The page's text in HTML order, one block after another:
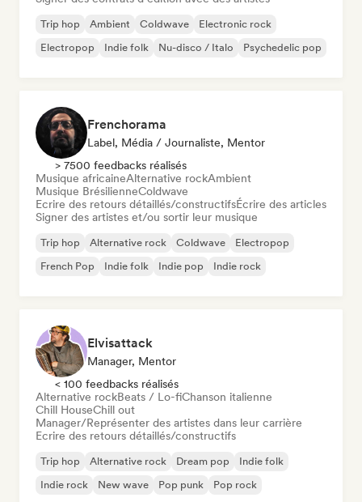
Trip hop Ambient Coldwave
Electronic rock
Electropop
Indie folk Nu-disco / Italo Psychedelic pop
Frenchorama
Label, Média / Journaliste, Mentor
> 7500 feedbacks réalisés
Musique africaineAlternative rockAmbient
Musique BrésilienneColdwave
Ecrire des retours détaillés/constructifsÉcrire des articles
Signer des artistes et/ou sortir leur musique
Trip hop Alternative rock Coldwave
Electropop
French Pop
Indie folk Indie pop Indie rock
Elvisattack
Manager, Mentor
< 100 feedbacks réalisés
Alternative rockBeats / Lo-fiChanson italienne
Chill HouseChill out
Manager/Représenter des artistes dans leur carrière
Ecrire des retours détaillés/constructifs
Trip hop Alternative rock Dream pop
Indie folk
Indie rock
New wave Pop punk Pop rock